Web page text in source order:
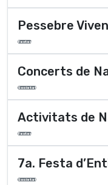
Pessebre
Festes
Concerts de
Societat
Activitats de
Festes
7a. Festa
Societat